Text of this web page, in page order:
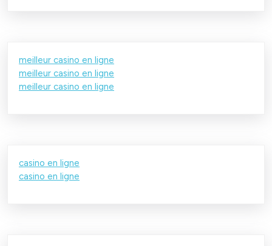
meilleur casino en ligne
meilleur casino en ligne
meilleur casino en ligne
casino en ligne
casino en ligne